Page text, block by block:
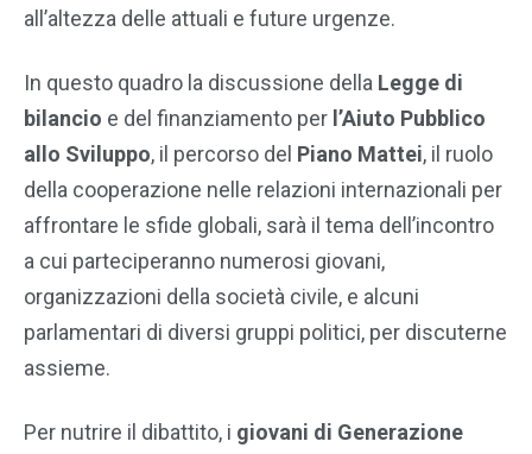
all’altezza delle attuali e future urgenze.
In questo quadro la discussione della Legge di
bilancio e del finanziamento per l’Aiuto Pubblico
allo Sviluppo, il percorso del Piano Mattei, il ruolo
della cooperazione nelle relazioni internazionali per
affrontare le sfide globali, sarà il tema dell’incontro
a cui parteciperanno numerosi giovani,
organizzazioni della società civile, e alcuni
parlamentari di diversi gruppi politici, per discuterne
assieme.
Per nutrire il dibattito, i giovani di Generazione